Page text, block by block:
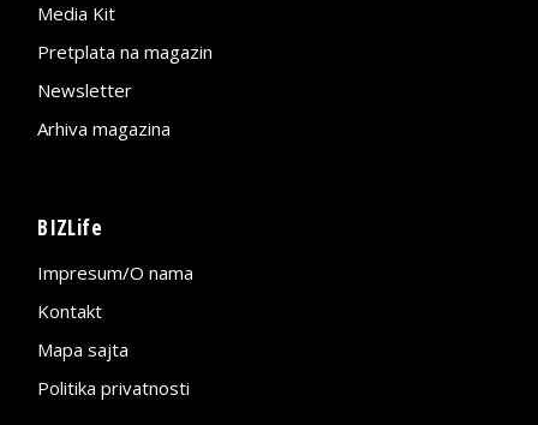
Media Kit
Pretplata na magazin
Newsletter
Arhiva magazina
BIZLife
Impresum/O nama
Kontakt
Mapa sajta
Politika privatnosti